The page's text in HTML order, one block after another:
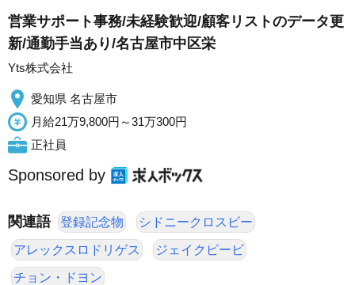
営業サポート事務/未経験歓迎/顧客リストのデータ更
新/通勤手当あり/名古屋市中区栄
Yts株式会社
愛知県 名古屋市
月給21万9,800円～31万300円
正社員
Sponsored by
関連語 登録記念物 シドニークロスビー
アレックスロドリゲス ジェイクピービ
チョン・ドヨン